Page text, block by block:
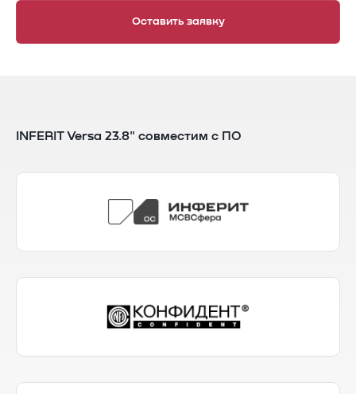
Оставить заявку
INFERIT Versa 23.8" совместим с ПО